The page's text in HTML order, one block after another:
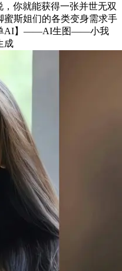
，你就能获得一张并世无双
蜜斯姐们的各类变身需求手
单AI】——AI生图——小我
成